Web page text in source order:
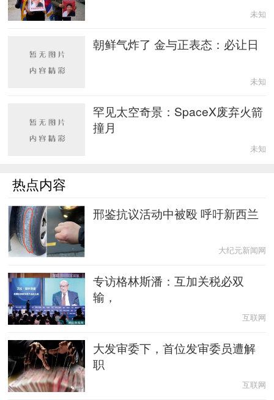
未知
朝鲜气炸了 金与正表态：必让日
未知
罕见太空奇景：SpaceX废弃火箭
撞月
未知
热点内容
邢鉴抗议活动中被殴 呼吁新西兰
大纪元新闻网
专访格林斯潘：互加关税必双
输，
互联网
大发审委下，首位发审委员遭解
职
互联网